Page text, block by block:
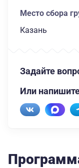
Место сбора
Казань
Задайте
Или